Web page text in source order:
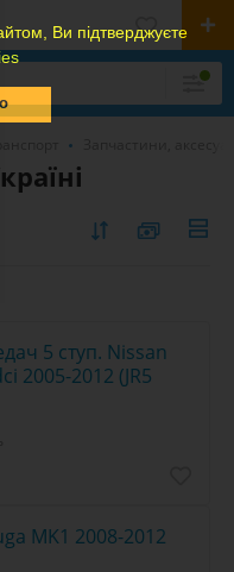
Ви підтверджуєте
5 ступ. Nissan
2005-2012 (JR5
MK1 2008-2012